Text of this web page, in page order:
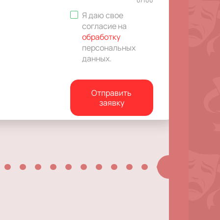
Я даю свое
согласие на
обработку
персональных
данных.
Отправить
заявку